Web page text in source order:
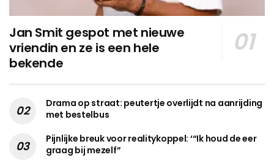
Jan Smit gespot met nieuwe
vriendin en ze is een hele
bekende
Drama op straat: peutertje overlijdt na aanrijding
met bestelbus
Pijnlijke breuk voor realitykoppel: ‘“Ik houd de eer
graag bij mezelf”